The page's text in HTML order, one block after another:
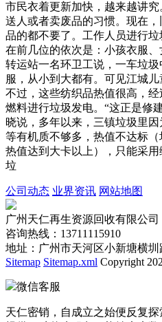
市民衣着更新加快，越来越
送人或者卖废品的习惯。现在
品的都不要了。工作人员进行
在前几位的依次是：小孩衣服
转运站一名环卫工说，一车垃
服，从小到大都有。可见江
不过，这些纺织品热值很高，
燃料进行垃圾发电。“这正是修
晓说，多年以来，三镇垃圾里
等有机质不够多，热值不达标
热值达到大卡以上），只能采
垃
公司动态 业界资讯 网站地图
广州天仁再生资源回收有限公司
咨询热线：13711115910
地址：广州市天河区小新塘横圳
Sitemap Sitemap.xml Copyright
微信客服
天仁密销，自成立之始便反复探